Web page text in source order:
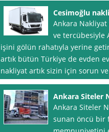
Cesimoğlu
Ankara Nakliyat
ve tercübesiyle
işini gölün rahatıyla yerine
artık bütün Türkiye de evden
nakliyat artık sizin için sorun
Ankara Siteler
Ankara Siteler
sunan öncü bir